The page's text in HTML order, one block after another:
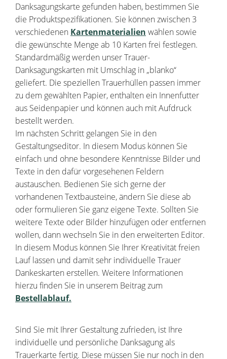
Danksagungskarte gefunden haben, bestimmen Sie
die Produktspezifikationen. Sie können zwischen 3
verschiedenen Kartenmaterialien wählen sowie
die gewünschte Menge ab 10 Karten frei festlegen.
Standardmäßig werden unser Trauer-
Danksagungskarten mit Umschlag in „blanko“
geliefert. Die speziellen Trauerhüllen passen immer
zu dem gewählten Papier, enthalten ein Innenfutter
aus Seidenpapier und können auch mit Aufdruck
bestellt werden.
Im nächsten Schritt gelangen Sie in den
Gestaltungseditor. In diesem Modus können Sie
einfach und ohne besondere Kenntnisse Bilder und
Texte in den dafür vorgesehenen Feldern
austauschen. Bedienen Sie sich gerne der
vorhandenen Textbausteine, ändern Sie diese ab
oder formulieren Sie ganz eigene Texte. Sollten Sie
weitere Texte oder Bilder hinzufügen oder entfernen
wollen, dann wechseln Sie in den erweiterten Editor.
In diesem Modus können Sie Ihrer Kreativität freien
Lauf lassen und damit sehr individuelle Trauer
Dankeskarten erstellen. Weitere Informationen
hierzu finden Sie in unserem Beitrag zum
Bestellablauf.
Sind Sie mit Ihrer Gestaltung zufrieden, ist Ihre
individuelle und persönliche Danksagung als
Trauerkarte fertig. Diese müssen Sie nur noch in den